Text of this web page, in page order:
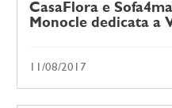
CasaFlora e
Monocle dedicata a
11/08/2017